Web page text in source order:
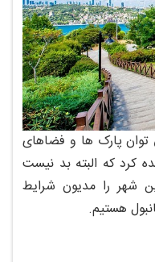
پارک ها و فضاهای
کرد که البته بد نیست
شهر را مدیون شرایط
هستیم.